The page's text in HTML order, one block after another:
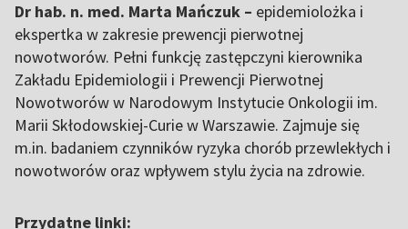
Dr hab. n. med. Marta Mańczuk – epidemiolożka i
ekspertka w zakresie prewencji pierwotnej
nowotworów. Pełni funkcję zastępczyni kierownika
Zakładu Epidemiologii i Prewencji Pierwotnej
Nowotworów w Narodowym Instytucie Onkologii im.
Marii Skłodowskiej-Curie w Warszawie. Zajmuje się
m.in. badaniem czynników ryzyka chorób przewlekłych i
nowotworów oraz wpływem stylu życia na zdrowie.
Przydatne linki: